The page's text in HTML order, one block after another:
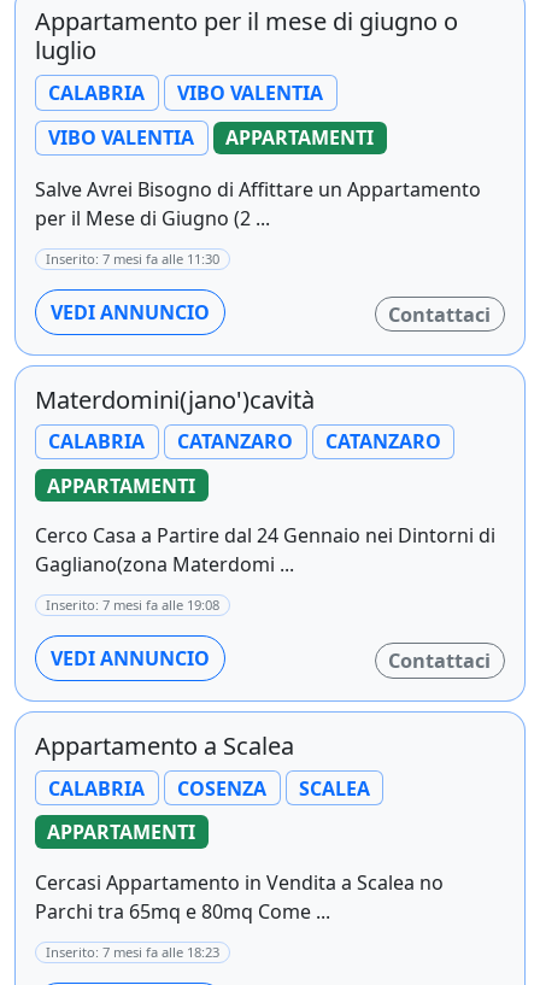
Appartamento per il mese di giugno o
luglio
CALABRIA
VIBO VALENTIA
VIBO VALENTIA
APPARTAMENTI
Salve Avrei Bisogno di Affittare un Appartamento
per il Mese di Giugno (2 ...
Inserito: 7 mesi fa alle 11:30
VEDI ANNUNCIO Contattaci
Materdomini(jano')cavità
CALABRIA CATANZARO
CATANZARO
APPARTAMENTI
Cerco Casa a Partire dal 24 Gennaio nei Dintorni di
Gagliano(zona Materdomi ...
Inserito: 7 mesi fa alle 19:08
VEDI ANNUNCIO Contattaci
Appartamento a Scalea
CALABRIA COSENZA
SCALEA
APPARTAMENTI
Cercasi Appartamento in Vendita a Scalea no
Parchi tra 65mq e 80mq Come ...
Inserito: 7 mesi fa alle 18:23